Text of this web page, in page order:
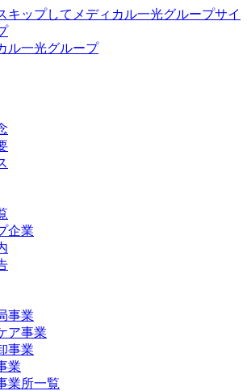
キップしてメディカル一光グループサイ
企業
事業
ア事業
事業
業
業所一覧